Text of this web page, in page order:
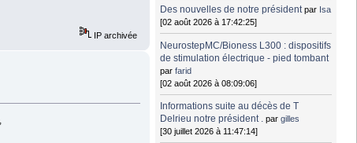
IP archivée
Des nouvelles de notre président par Isa
[02 août 2026 à 17:42:25]
NeurostepMC/Bioness L300 : dispositifs
de stimulation électrique - pied tombant
parfarid
[02 août 2026 à 08:09:06]
Informations suite au décès de T
Delrieu notre président . pargilles
[30 juillet 2026 à 11:47:14]